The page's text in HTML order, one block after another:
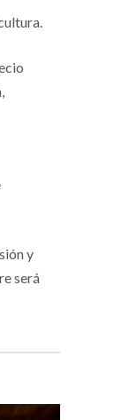
y
será